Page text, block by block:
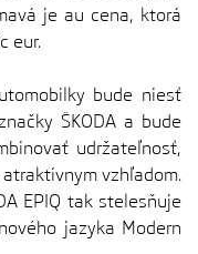
je au cena, ktorá
eur.
bude niesť
ŠKODA a bude
udržateľnosť,
vzhľadom.
EPIQ tak stelesňuje
jazyka Modern